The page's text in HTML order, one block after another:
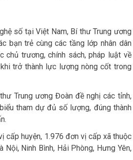
số tại Việt Nam, Bí thư Trung ương
bạn trẻ cùng các tầng lớp nhân dân
trương, chính sách, pháp luật về
trở thành lực lượng nòng cốt trong
Trung ương Đoàn đề nghị các tỉnh,
tham dự đủ số lượng, đúng thành
cấp huyện, 1.976 đơn vị cấp xã thuộc
Ninh Bình, Hải Phòng, Hưng Yên,